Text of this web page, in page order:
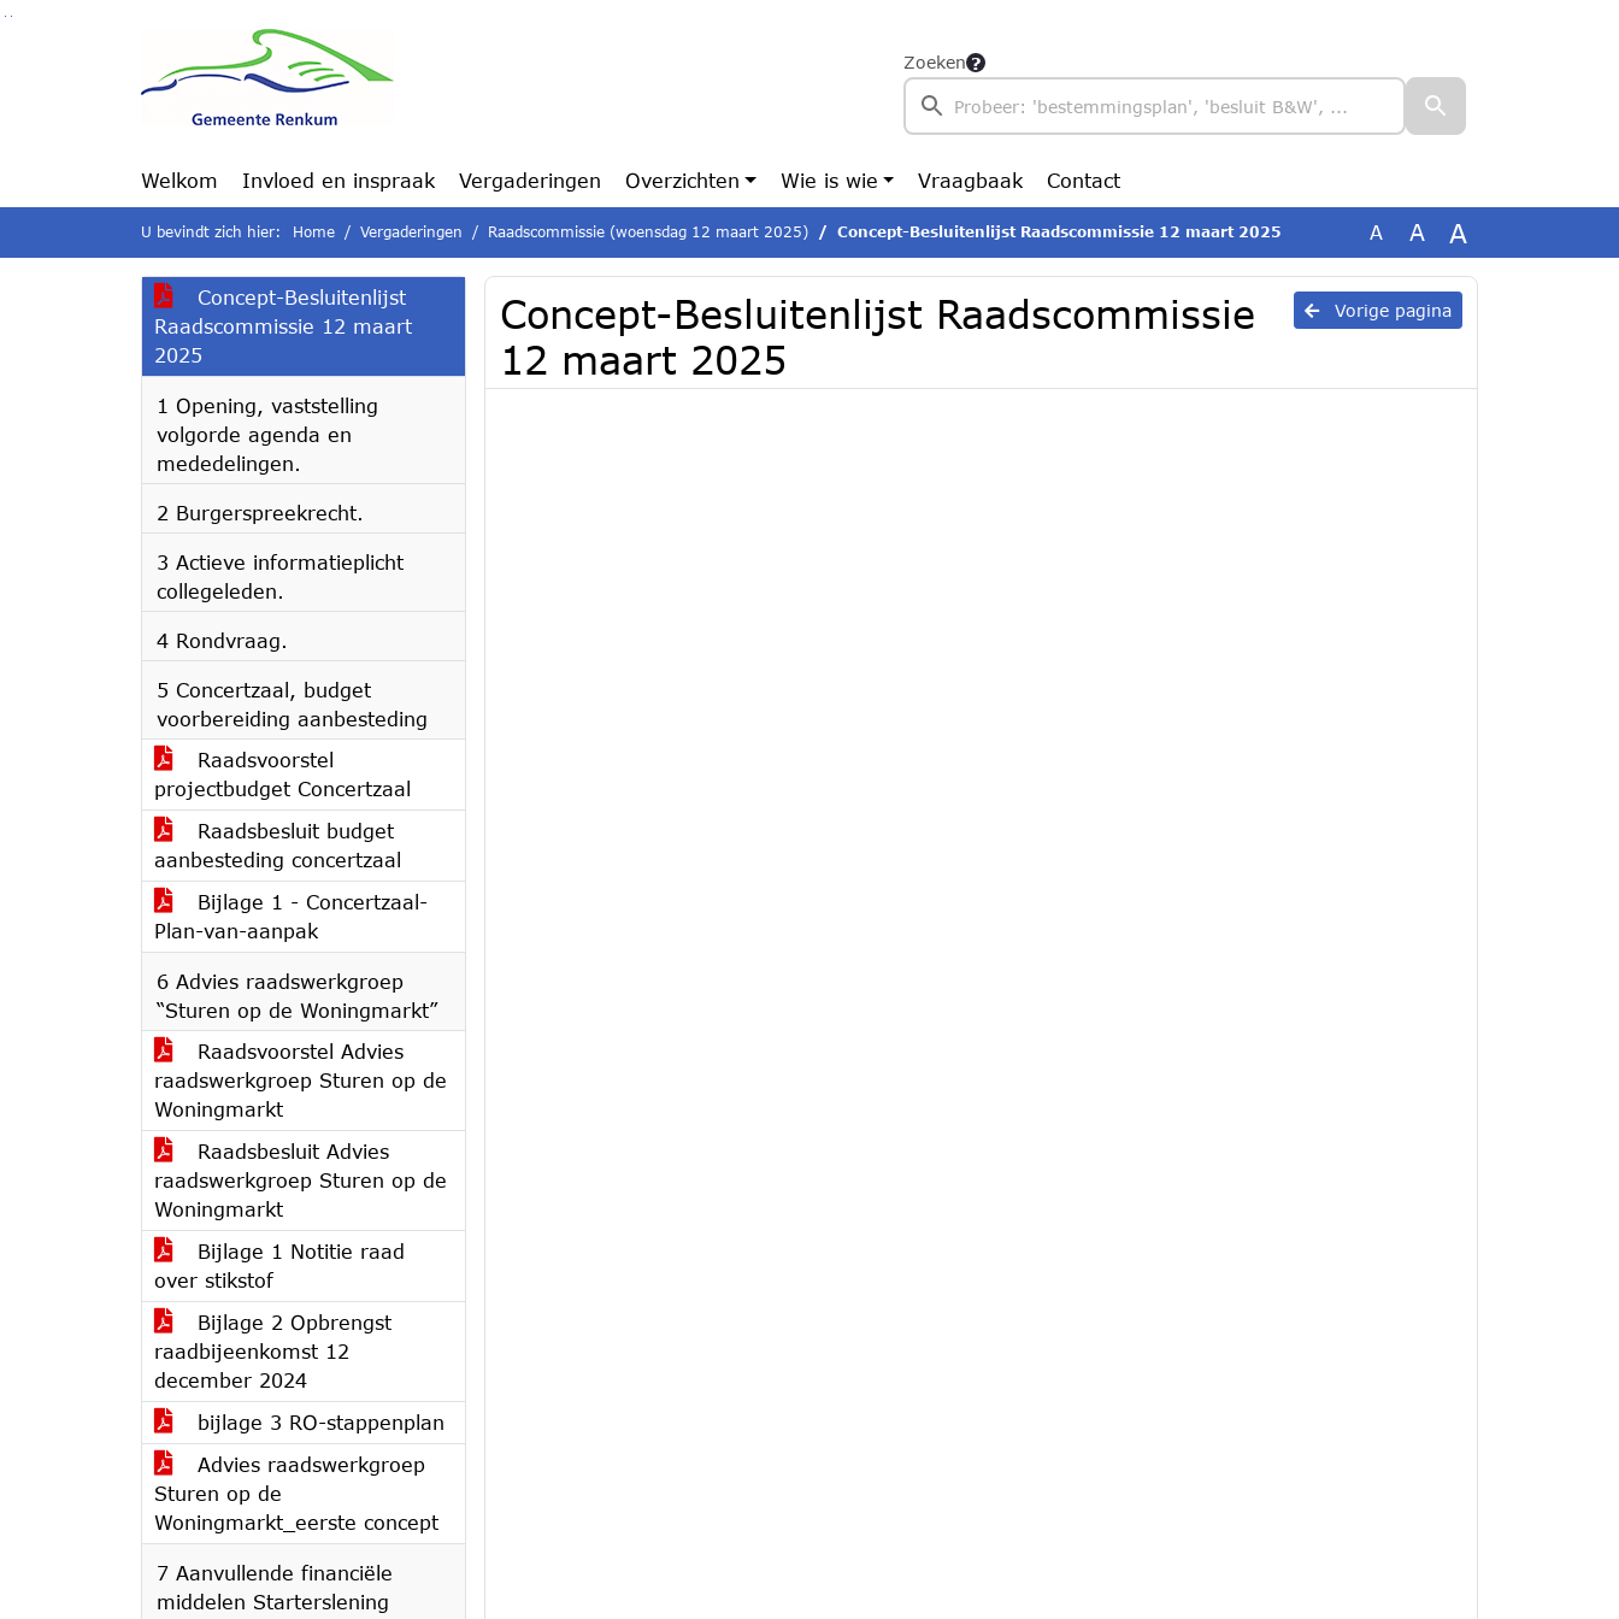
Ga naar de inhoud van deze pagina
Zoeken
Welkom Invloed en inspraak Vergaderingen Overzichten Wie is wie Vraagbaak Contact
U bevindt zich hier: Home Vergaderingen Raadscommissie (woensdag 12 maart 2025) Concept-Besluitenlijst Raadscommissie 12 maart 2025 A A A
Concept-Besluitenlijst
Raadscommissie 12 maart
2025
1 Opening, vaststelling
volgorde agenda en
mededelingen.
2 Burgerspreekrecht.
3 Actieve informatieplicht
collegeleden.
4 Rondvraag.
5 Concertzaal, budget
voorbereiding aanbesteding
Raadsvoorstel
projectbudget Concertzaal
Raadsbesluit budget
aanbesteding concertzaal
Bijlage 1 - Concertzaal-
Plan-van-aanpak
6 Advies raadswerkgroep
“Sturen op de Woningmarkt”
Raadsvoorstel Advies
raadswerkgroep Sturen op de
Woningmarkt
Raadsbesluit Advies
raadswerkgroep Sturen op de
Woningmarkt
Bijlage 1 Notitie raad
over stikstof
Bijlage 2 Opbrengst
raadbijeenkomst 12
december 2024
bijlage 3 RO-stappenplan
Advies raadswerkgroep
Sturen op de
Woningmarkt_eerste concept
7 Aanvullende financiële
middelen Starterslening
Vorige pagina
Concept-Besluitenlijst Raadscommissie
12 maart 2025